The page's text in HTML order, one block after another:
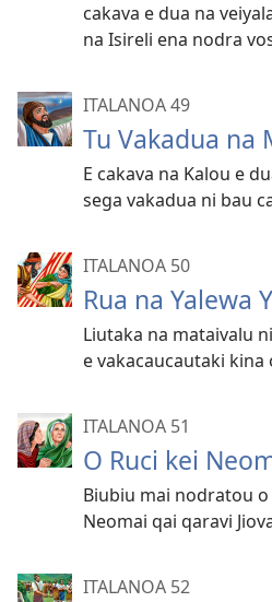
cakava e dua na
na Isireli ena nodra
ITALANOA 49
Tu Vakadua na
E cakava na Kalou e
sega vakadua ni bau
ITALANOA 50
Rua na Yalewa
Liutaka na mataivalu
e vakacaucautaki kina
ITALANOA 51
O Ruci kei
Biubiu mai nodratou
Neomai qai qaravi
ITALANOA 52